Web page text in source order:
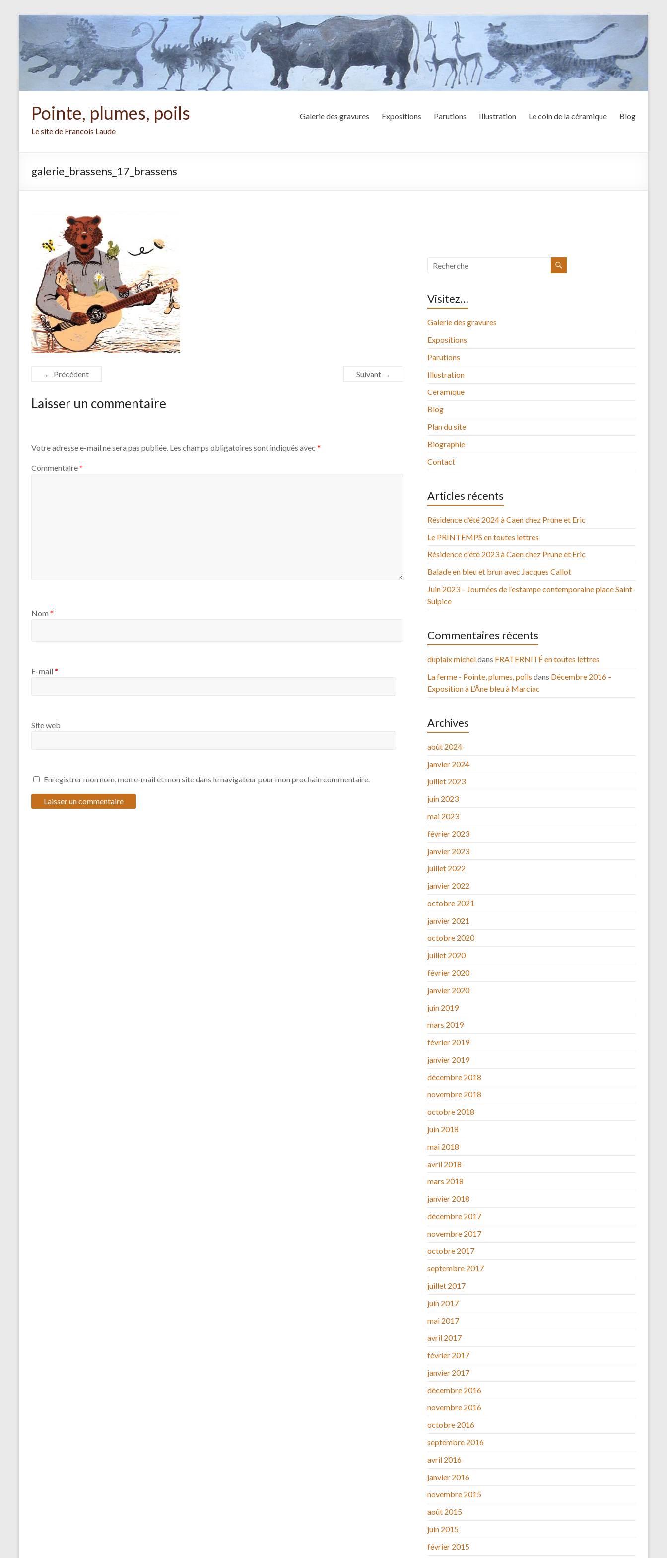
Aller
contenu
Pointe, plumes, poils
Le site de Francois Laude
Galerie des gravures Expositions Parutions Illustration Le coin de la céramique Blog
galerie_brassens_17_brassens
← Précédent Suivant →
Laisser un commentaire
Votre adresse e-mail ne sera pas publiée. Les champs obligatoires sont indiqués avec *
Commentaire*
Nom *
E-mail *
Site web
Enregistrer mon nom, mon e-mail et mon site dans le navigateur pour mon prochain commentaire.
Visitez…
Galerie des gravures
Expositions
Parutions
Illustration
Céramique
Blog
Plan du site
Biographie
Contact
Articles récents
Résidence d’été 2024 à Caen chez Prune et Eric
Le PRINTEMPS en toutes lettres
Résidence d’été 2023 à Caen chez Prune et Eric
Balade en bleu et brun avec Jacques Callot
Juin 2023 – Journées de l’estampe contemporaine place Saint-
Sulpice
Commentaires récents
duplaix micheldans FRATERNITÉ en toutes lettres
La ferme - Pointe, plumes, poils dans Décembre 2016 –
Exposition à L’Âne bleu à Marciac
Archives
août 2024
janvier 2024
juillet 2023
juin 2023
mai 2023
février 2023
janvier 2023
juillet 2022
janvier 2022
octobre 2021
janvier 2021
octobre 2020
juillet 2020
février 2020
janvier 2020
juin 2019
mars 2019
février 2019
janvier 2019
décembre 2018
novembre 2018
octobre 2018
juin 2018
mai 2018
avril 2018
mars 2018
janvier 2018
décembre 2017
novembre 2017
octobre 2017
septembre 2017
juillet 2017
juin 2017
mai 2017
avril 2017
février 2017
janvier 2017
décembre 2016
novembre 2016
octobre 2016
septembre 2016
avril 2016
janvier 2016
novembre 2015
août 2015
juin 2015
février 2015